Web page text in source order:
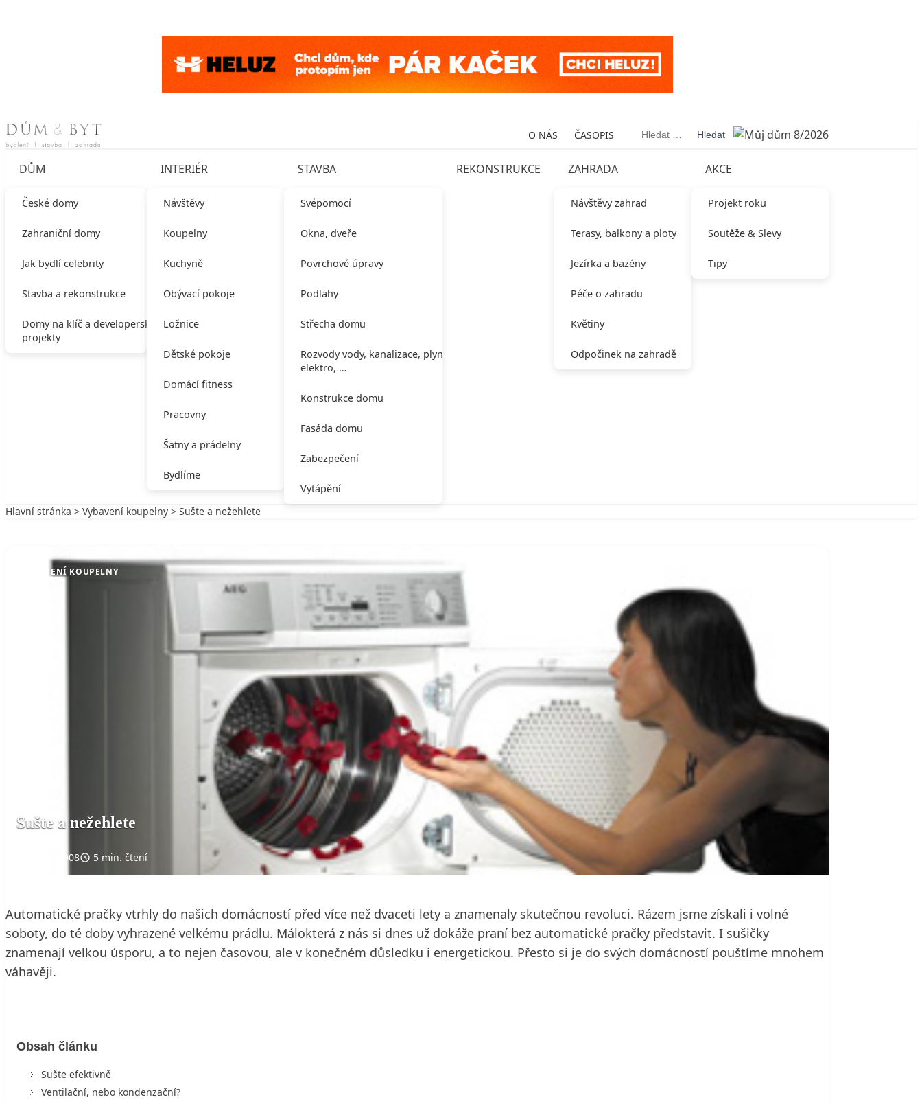
Skip to content O NÁS ČASOPIS Vyhledávání
DŮM
České domy
Zahraniční domy
Jak bydlí celebrity
Stavba a rekonstrukce
Domy na klíč a developerské
projekty
INTERIÉR
Návštěvy
Koupelny
Kuchyně
Obývací pokoje
Ložnice
Dětské pokoje
Domácí fitness
Pracovny
Šatny a prádelny
Bydlíme
STAVBA
Svépomocí
Okna, dveře
Povrchové úpravy
Podlahy
Střecha domu
Rozvody vody, kanalizace, plynu,
elektro, …
Konstrukce domu
Fasáda domu
Zabezpečení
Vytápění
REKONSTRUKCE ZAHRADA
Návštěvy zahrad
Terasy, balkony a ploty
Jezírka a bazény
Péče o zahradu
Květiny
Odpočinek na zahradě
AKCE
Projekt roku
Soutěže & Slevy
Tipy
Hlavní stránka > Vybavení koupelny > Sušte a nežehlete
VYBAVENÍ KOUPELNY
Sušte a nežehlete
30. 6. 2008 5 min. čtení
Automatické pračky vtrhly do našich domácností před více než dvaceti lety a znamenaly skutečnou revoluci. Rázem jsme získali i volné
soboty, do té doby vyhrazené velkému prádlu. Málokterá z nás si dnes už dokáže praní bez automatické pračky představit. I sušičky
znamenají velkou úsporu, a to nejen časovou, ale v konečném důsledku i energetickou. Přesto si je do svých domácností pouštíme mnohem
váhavěji.
Obsah článku
Sušte efektivně
Ventilační, nebo kondenzační?